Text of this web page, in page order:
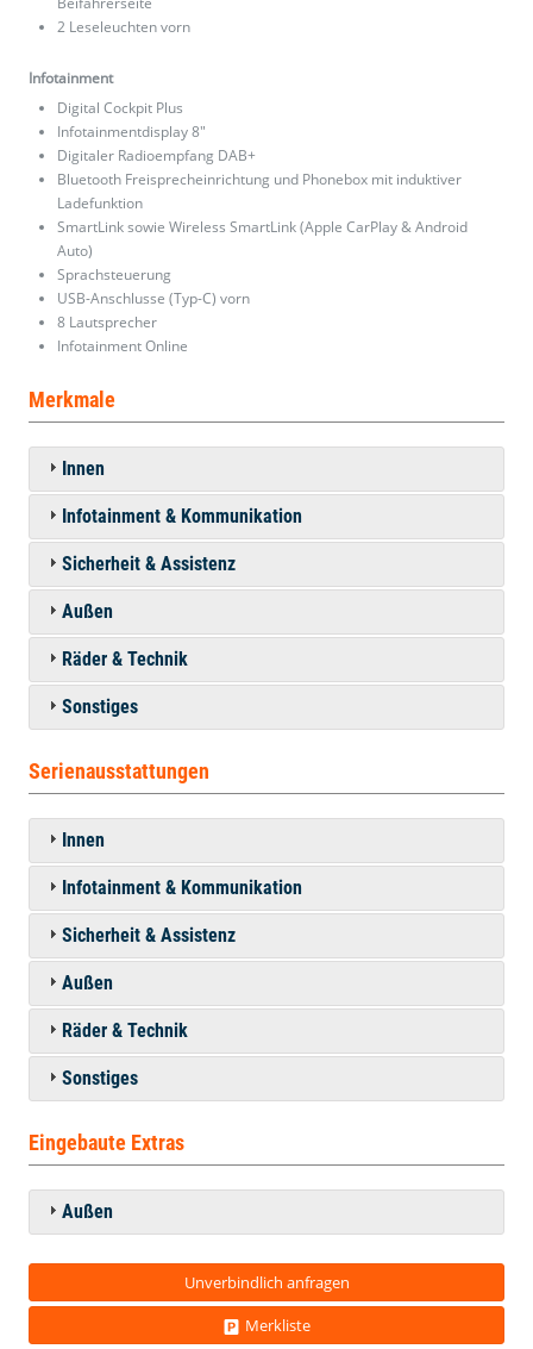
2 Leseleuchten vorn
Infotainment
Digital Cockpit Plus
Infotainmentdisplay 8"
Digitaler Radioempfang DAB+
Bluetooth Freisprecheinrichtung und Phonebox mit induktiver
Ladefunktion
SmartLink sowie Wireless SmartLink (Apple CarPlay & Android
Auto)
Sprachsteuerung
USB-Anschlusse (Typ-C) vorn
8 Lautsprecher
Infotainment Online
Merkmale
Innen
Infotainment & Kommunikation
Sicherheit & Assistenz
Außen
Räder & Technik
Sonstiges
Serienausstattungen
Innen
Infotainment & Kommunikation
Sicherheit & Assistenz
Außen
Räder & Technik
Sonstiges
Eingebaute Extras
Außen
Unverbindlich anfragen
Merkliste